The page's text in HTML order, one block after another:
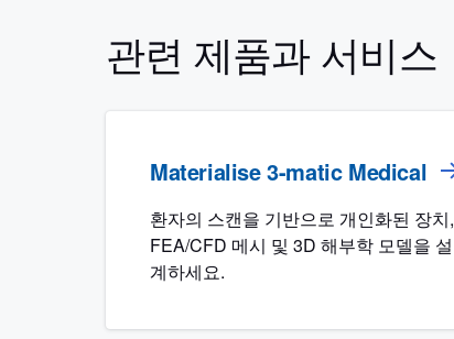
관련 제품과 서비스
Materialise 3-matic Medical
환자의 스캔을 기반으로 개인화된 장치,
FEA/CFD 메시 및 3D 해부학 모델을 설
계하세요.